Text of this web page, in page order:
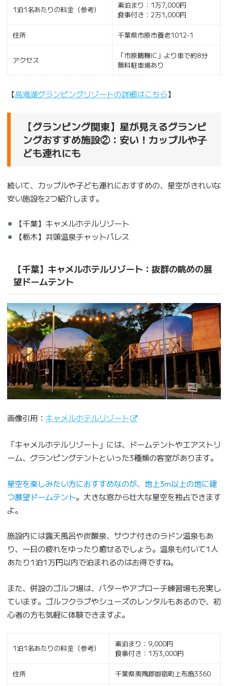
1泊1名あたりの料金（参考）
素泊まり：1万7,000円
食事付き：2万1,000円
住所 千葉県市原市養老1012‐1
アクセス
「市原鶴舞IC」より車で約8分
無料駐車場あり
【高滝湖グランピングリゾートの詳細はこちら】
【グランピング関東】星が見えるグランピ
ングおすすめ施設②：安い！カップルや子
ども連れにも
続いて、カップルや子ども連れにおすすめの、星空がきれいな
安い施設を2つ紹介します。
【千葉】キャメルホテルリゾート
【栃木】井頭温泉チャットパレス
【千葉】キャメルホテルリゾート：抜群の眺めの展
望ドームテント
画像引用： キャメルホテルリゾート
「キャメルホテルリゾート」には、ドームテントやエアストリ
ーム、グランピングテントといった3種類の客室があります。
星空を楽しみたい方におすすめなのが、地上3m以上の地に建
つ展望ドームテント。大きな窓から壮大な星空を独占できます
よ。
施設内には露天風呂や炭酸泉、サウナ付きのラドン温泉もあ
り、一日の疲れをゆったり癒せるでしょう。温泉も付いて1人
あたり1泊1万円以内で泊まれるのはお得ですね。
また、併設のゴルフ場は、パターやアプローチ練習場も充実し
ています。ゴルフクラブやシューズのレンタルもあるので、初
心者の方も気軽に体験できますよ。
1泊1名あたりの料金（参考）
素泊まり：9,000円
食事付き：1万3,000円
住所 千葉県夷隅郡御宿町上布施3360